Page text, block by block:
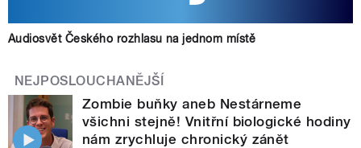
Audiosvět Českého rozhlasu na jednom místě
NEJPOSLOUCHANĚJŠÍ
Zombie buňky aneb Nestárneme
všichni stejně! Vnitřní biologické hodiny
nám zrychluje chronický zánět